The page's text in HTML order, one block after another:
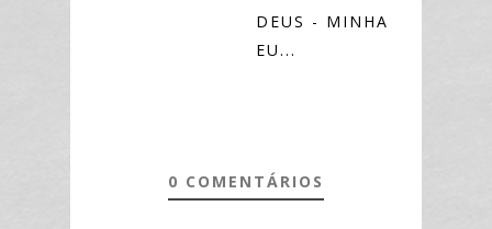
DEUS - MINHA
EU...
0 COMENTÁRIOS